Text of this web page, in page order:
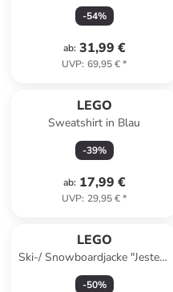
-54%
ab: 31,99 €
UVP: 69,95 €*
LEGO
Sweatshirt in Blau
-39%
ab: 17,99 €
UVP: 29,95 €*
LEGO
Ski-/ Snowboardjacke "Jested"
in Dunkelblau/ Beige/ Rot
-50%